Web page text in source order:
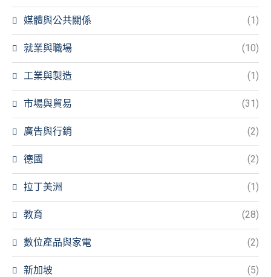
媒體與公共關係 (1)
就業與職場 (10)
工業與製造 (1)
市場與貿易 (31)
廣告與行銷 (2)
德國 (2)
拉丁美洲 (1)
教育 (28)
數位產品與家電 (2)
新加坡 (5)